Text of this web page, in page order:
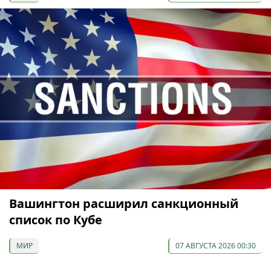
Вашингтон расширил санкционный
список по Кубе
МИР 07 АВГУСТА 2026 00:30